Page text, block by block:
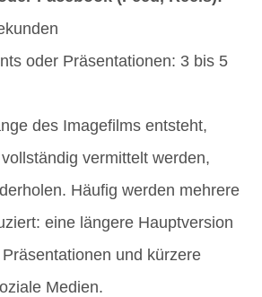
oder Präsentationen: 3 bis 5
des Imagefilms entsteht,
vermittelt werden,
Häufig werden mehrere
eine längere Hauptversion
und kürzere
Medien.